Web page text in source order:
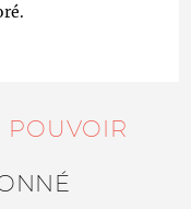
POUVOIR